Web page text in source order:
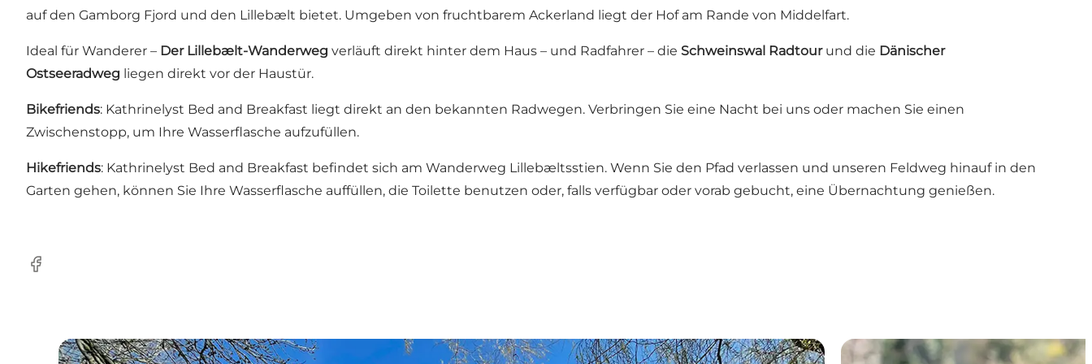
auf den Gamborg Fjord und den Lillebælt bietet. Umgeben von fruchtbarem Ackerland liegt der Hof am Rande von Middelfart.
Ideal für Wanderer – Der Lillebælt-Wanderweg verläuft direkt hinter dem Haus – und Radfahrer – die Schweinswal Radtourund die Dänischer
Ostseeradweg liegen direkt vor der Haustür.
Bikefriends: Kathrinelyst Bed and Breakfast liegt direkt an den bekannten Radwegen. Verbringen Sie eine Nacht bei uns oder machen Sie einen
Zwischenstopp, um Ihre Wasserflasche aufzufüllen.
Hikefriends: Kathrinelyst Bed and Breakfast befindet sich am Wanderweg Lillebæltsstien. Wenn Sie den Pfad verlassen und unseren Feldweg hinauf in den
Garten gehen, können Sie Ihre Wasserflasche auffüllen, die Toilette benutzen oder, falls verfügbar oder vorab gebucht, eine Übernachtung genießen.
Facebook